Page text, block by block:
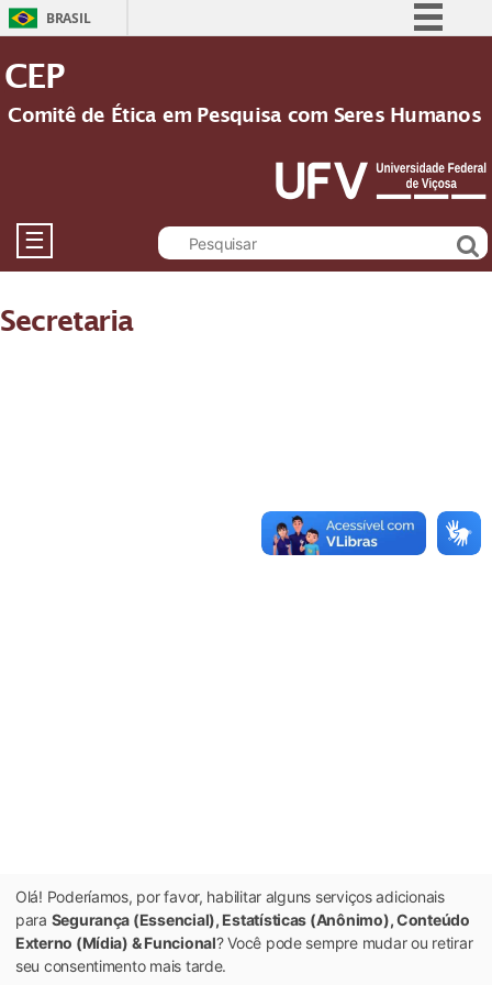
BRASIL
Participe
Acesso à informação
Legislação
Canais
CEP
Comitê de Ética em Pesquisa com Seres Humanos
☰
Secretaria
Olá! Poderíamos, por favor, habilitar alguns serviços adicionais
para Segurança (Essencial), Estatísticas (Anônimo), Conteúdo
Externo (Mídia) & Funcional? Você pode sempre mudar ou retirar
seu consentimento mais tarde.